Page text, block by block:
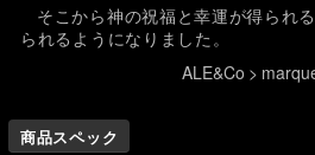
そこから神の祝福と幸運が得られ
られるようになりました。
ALE&Co >
商品スペック